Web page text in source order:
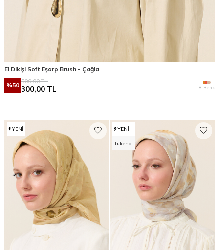
El Dikişi Soft Eşarp Brush - Çağla
%50
600,00TL
300,00 TL 8 Renk
YENI YENI
Tükendi